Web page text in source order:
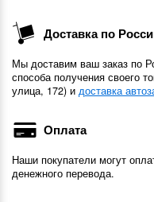
Доставка по
Мы доставим ваш заказ по
способа получения своего
улица, 172) и доставка
Оплата
Наши покупатели могут
денежного перевода.